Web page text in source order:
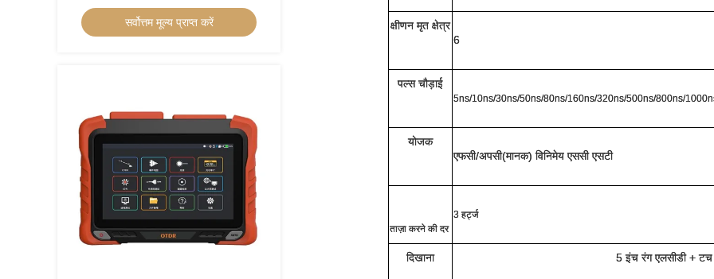
सर्वोत्तम मूल्य प्राप्त करें
क्षीणन मृत क्षेत्र
6
पल्स चौड़ाई
5ns/10ns/30ns/50ns/80ns/160ns/320ns/500ns/800ns/
योजक
एफसी/अपसी(मानक) विनिमेय एससी एसटी
ताज़ा करने की दर
3 हर्ट्ज
दिखाना 5 इंच रंग एलसीडी + टच